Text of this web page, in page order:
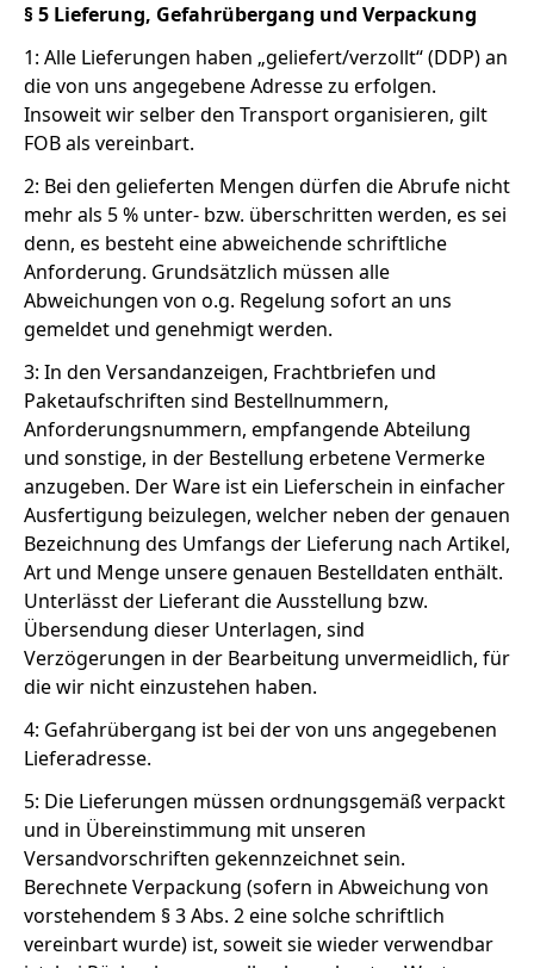
§ 5 Lieferung, Gefahrübergang und Verpackung
1: Alle Lieferungen haben „geliefert/verzollt“ (DDP) an
die von uns angegebene Adresse zu erfolgen.
Insoweit wir selber den Transport organisieren, gilt
FOB als vereinbart.
2: Bei den gelieferten Mengen dürfen die Abrufe nicht
mehr als 5 % unter- bzw. überschritten werden, es sei
denn, es besteht eine abweichende schriftliche
Anforderung. Grundsätzlich müssen alle
Abweichungen von o.g. Regelung sofort an uns
gemeldet und genehmigt werden.
3: In den Versandanzeigen, Frachtbriefen und
Paketaufschriften sind Bestellnummern,
Anforderungsnummern, empfangende Abteilung
und sonstige, in der Bestellung erbetene Vermerke
anzugeben. Der Ware ist ein Lieferschein in einfacher
Ausfertigung beizulegen, welcher neben der genauen
Bezeichnung des Umfangs der Lieferung nach Artikel,
Art und Menge unsere genauen Bestelldaten enthält.
Unterlässt der Lieferant die Ausstellung bzw.
Übersendung dieser Unterlagen, sind
Verzögerungen in der Bearbeitung unvermeidlich, für
die wir nicht einzustehen haben.
4: Gefahrübergang ist bei der von uns angegebenen
Lieferadresse.
5: Die Lieferungen müssen ordnungsgemäß verpackt
und in Übereinstimmung mit unseren
Versandvorschriften gekennzeichnet sein.
Berechnete Verpackung (sofern in Abweichung von
vorstehendem § 3 Abs. 2 eine solche schriftlich
vereinbart wurde) ist, soweit sie wieder verwendbar